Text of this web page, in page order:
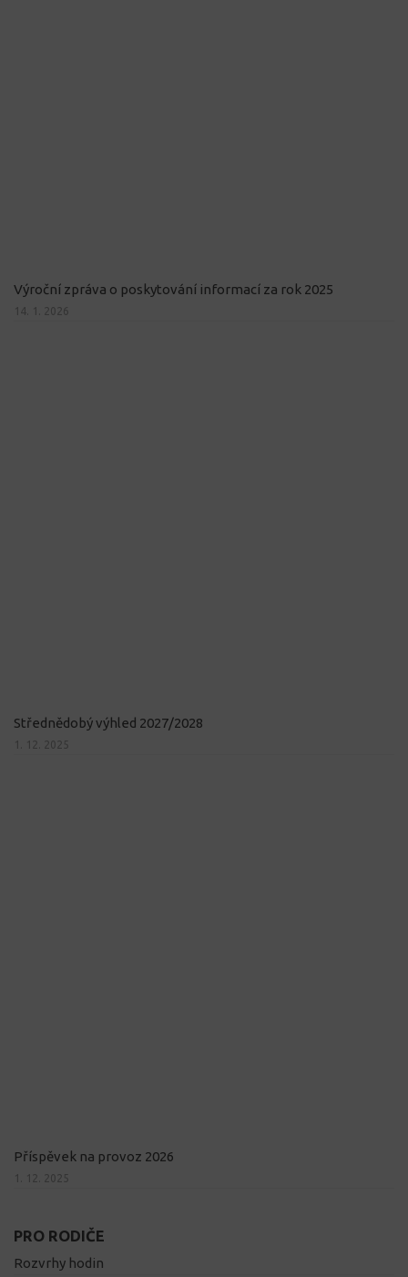
Výroční zpráva o poskytování informací za rok 2025
14. 1. 2026
Střednědobý výhled 2027/2028
1. 12. 2025
Příspěvek na provoz 2026
1. 12. 2025
PRO RODIČE
Rozvrhy hodin